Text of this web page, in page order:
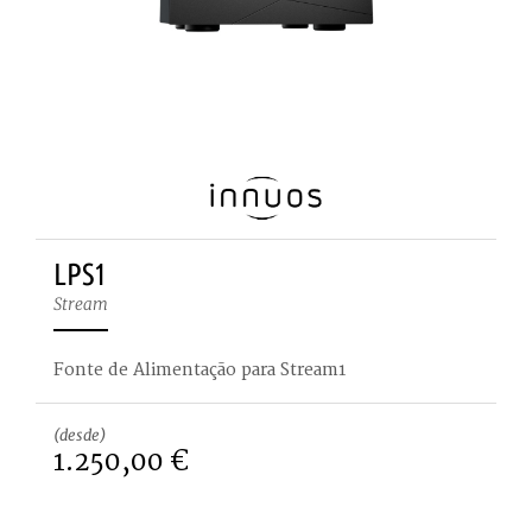
LPS1
Stream
Fonte de Alimentação para Stream1
(desde)
1.250,00 €